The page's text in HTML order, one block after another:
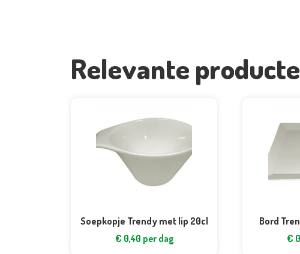
Relevante
Soepkopje Trendy met lip 20cl
€ 0,40 per dag
Bord
€